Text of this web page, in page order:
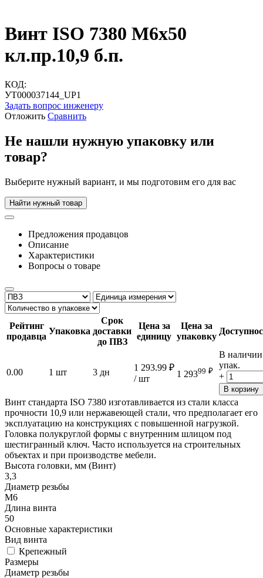
Винт ISO 7380 М6х50
кл.пр.10,9 б.п.
КОД:
УТ000037144_UP1
Задать вопрос инженеру
Отложить Сравнить
Не нашли нужную упаковку или
товар?
Выберите нужный вариант, и мы подготовим его для вас
Найти нужный товар
Предложения продавцов
Описание
Характеристики
Вопросы о товаре
Рейтинг
продавца
Упаковка
Срок
доставки
до ПВЗ
Цена за
единицу
Цена за
упаковку
0.00 1 шт 3 дн 1 293.99 ₽
/ шт
1 29399 ₽
В
упак.
+
В корзину
Винт стандарта ISO 7380 изготавливается из стали класса
прочности 10,9 или нержавеющей стали, что предполагает его
эксплуатацию на конструкциях с повышенной нагрузкой.
Головка полукруглой формы с внутренним шлицом под
шестигранный ключ. Часто используется на строительных
объектах и при производстве мебели.
Высота головки, мм (Винт)
3,3
Диаметр резьбы
М6
Длина винта
50
Основные характеристики
Вид винта
Крепежный
Размеры
Диаметр резьбы